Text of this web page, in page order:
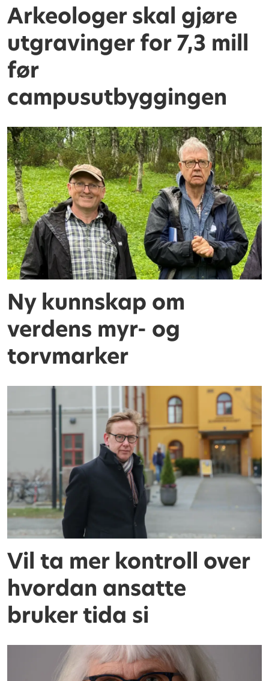
Arkeologer skal gjøre
utgravinger for 7,3 mill
før
campusutbyggingen
Ny kunnskap om
verdens myr- og
torvmarker
Vil ta mer kontroll over
hvordan ansatte
bruker tida si